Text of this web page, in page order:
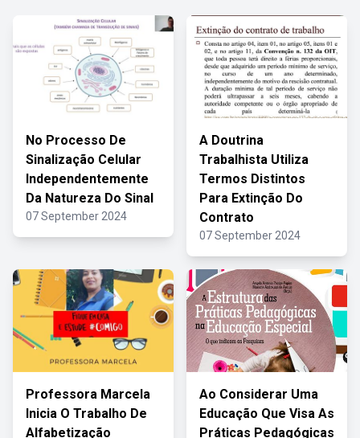
No Processo De
Sinalização Celular
Independentemente
Da Natureza Do Sinal
07 September 2024
A Doutrina
Trabalhista Utiliza
Termos Distintos
Para Extinção Do
Contrato
07 September 2024
Professora Marcela
Inicia O Trabalho De
Alfabetização
Ao Considerar Uma
Educação Que Visa As
Práticas Pedagógicas